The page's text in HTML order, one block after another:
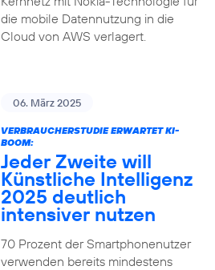
die mobile Datennutzung in die
Cloud von AWS verlagert.
06. März 2025
VERBRAUCHERSTUDIE ERWARTET KI-
BOOM:
Jeder Zweite will
Künstliche Intelligenz
2025 deutlich
intensiver nutzen
70 Prozent der Smartphonenutzer
verwenden bereits mindestens